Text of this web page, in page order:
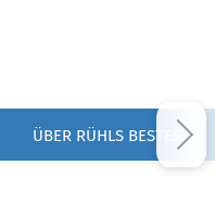
ÜBER RÜHLS BESTES